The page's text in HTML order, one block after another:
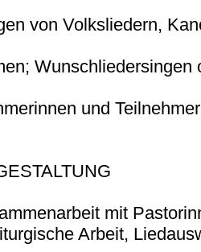
von Volksliedern,
Wunschliedersingen
und Teilnehmer
mit
Arbeit,